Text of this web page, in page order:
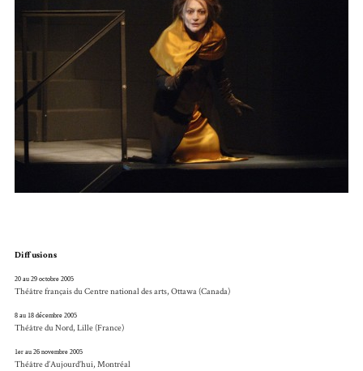
Diffusions
20 au 29 octobre 2005
Théâtre français du Centre national des arts, Ottawa (Canada)
8 au 18 décembre 2005
Théâtre du Nord, Lille (France)
1er au 26 novembre 2005
Théâtre d’Aujourd’hui, Montréal